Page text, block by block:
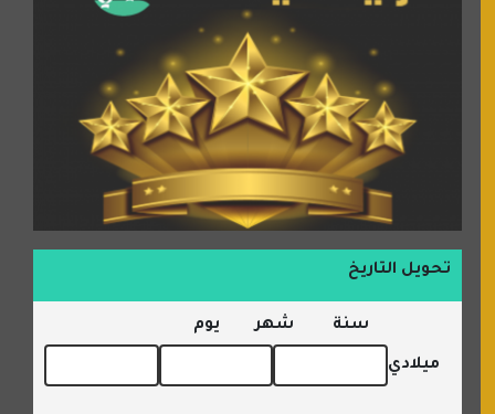
تحويل التاريخ
سنة شهر يوم
ميلادي